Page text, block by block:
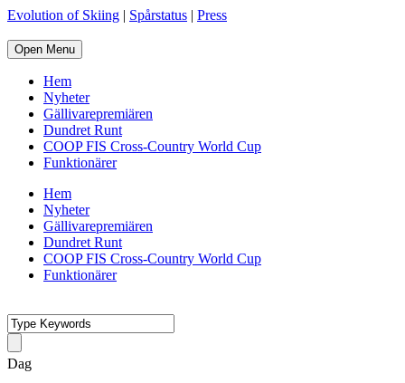
Evolution of Skiing | Spårstatus | Press
Open Menu
Hem
Nyheter
Gällivarepremiären
Dundret Runt
COOP FIS Cross-Country World Cup
Funktionärer
Hem
Nyheter
Gällivarepremiären
Dundret Runt
COOP FIS Cross-Country World Cup
Funktionärer
Dag